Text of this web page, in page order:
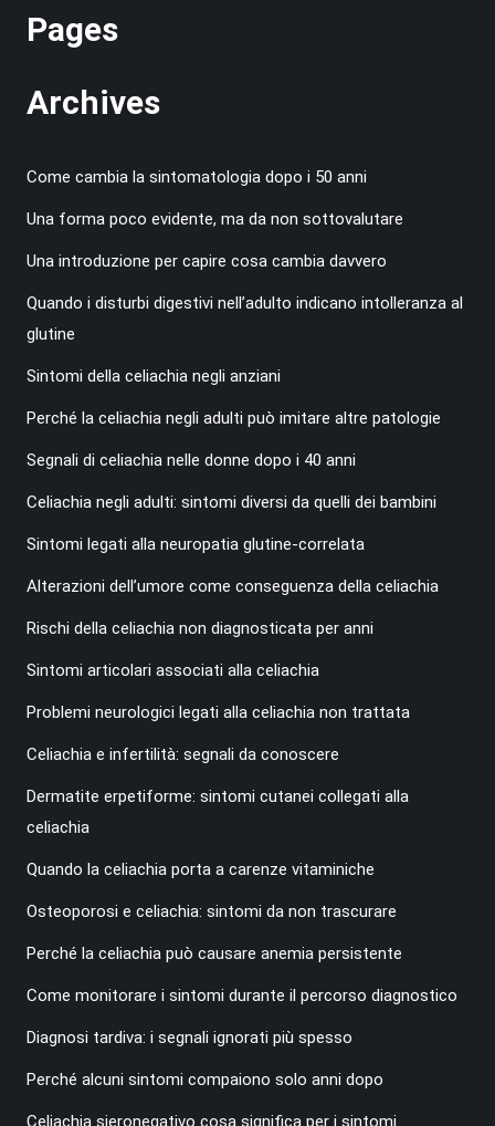
Pages
Archives
Come cambia la sintomatologia dopo i 50 anni
Una forma poco evidente, ma da non sottovalutare
Una introduzione per capire cosa cambia davvero
Quando i disturbi digestivi nell’adulto indicano intolleranza al
glutine
Sintomi della celiachia negli anziani
Perché la celiachia negli adulti può imitare altre patologie
Segnali di celiachia nelle donne dopo i 40 anni
Celiachia negli adulti: sintomi diversi da quelli dei bambini
Sintomi legati alla neuropatia glutine-correlata
Alterazioni dell’umore come conseguenza della celiachia
Rischi della celiachia non diagnosticata per anni
Sintomi articolari associati alla celiachia
Problemi neurologici legati alla celiachia non trattata
Celiachia e infertilità: segnali da conoscere
Dermatite erpetiforme: sintomi cutanei collegati alla
celiachia
Quando la celiachia porta a carenze vitaminiche
Osteoporosi e celiachia: sintomi da non trascurare
Perché la celiachia può causare anemia persistente
Come monitorare i sintomi durante il percorso diagnostico
Diagnosi tardiva: i segnali ignorati più spesso
Perché alcuni sintomi compaiono solo anni dopo
Celiachia sieronegativo cosa significa per i sintomi